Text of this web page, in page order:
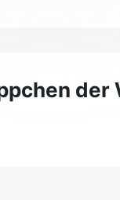
der